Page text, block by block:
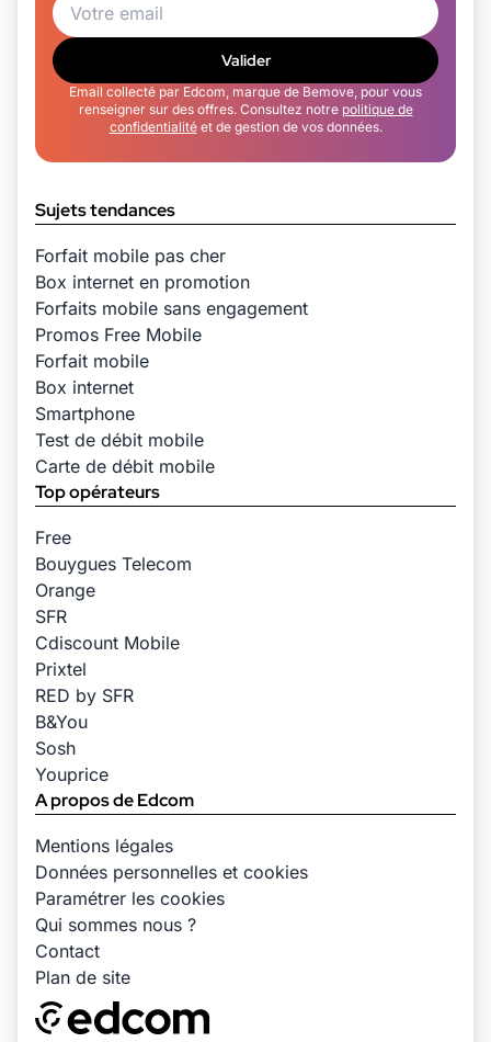
Valider
Email collecté par Edcom, marque de Bemove, pour vous
renseigner sur des offres. Consultez notre politique de
confidentialitéet de gestion de vos données.
Sujets tendances
Forfait mobile pas cher
Box internet en promotion
Forfaits mobile sans engagement
Promos Free Mobile
Forfait mobile
Box internet
Smartphone
Test de débit mobile
Carte de débit mobile
Top opérateurs
Free
Bouygues Telecom
Orange
SFR
Cdiscount Mobile
Prixtel
RED by SFR
B&You
Sosh
Youprice
A propos de Edcom
Mentions légales
Données personnelles et cookies
Paramétrer les cookies
Qui sommes nous ?
Contact
Plan de site